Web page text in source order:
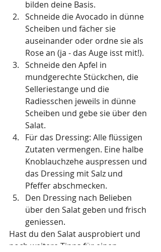
bilden deine Basis.
Schneide die Avocado in dünne
Scheiben und fächer sie
auseinander oder ordne sie als
Rose an (ja - das Auge isst mit!).
Schneide den Apfel in
mundgerechte Stückchen, die
Selleriestange und die
Radiesschen jeweils in dünne
Scheiben und gebe sie über den
Salat.
Für das Dressing: Alle flüssigen
Zutaten vermengen. Eine halbe
Knoblauchzehe auspressen und
das Dressing mit Salz und
Pfeffer abschmecken.
Den Dressing nach Belieben
über den Salat geben und frisch
geniessen.
Hast du den Salat ausprobiert und
noch weitere Tipps für einen